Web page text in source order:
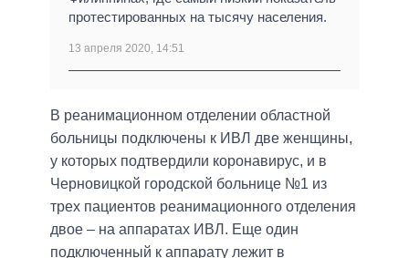
протестированных на тысячу населения.
13 апреля 2020, 14:51
В реанимационном отделении областной
больницы подключены к ИВЛ две женщины,
у которых подтвердили коронавирус, и в
Черновицкой городской больнице №1 из
трех пациентов реанимационного отделения
двое – на аппаратах ИВЛ. Еще один
подключенный к аппарату лежит в